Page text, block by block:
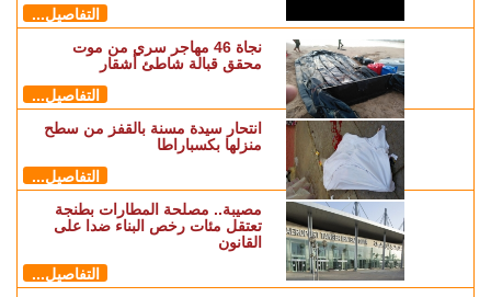
التفاصيل...
نجاة 46 مهاجر سري من موت
محقق قبالة شاطئ أشقار
التفاصيل...
انتحار سيدة مسنة بالقفز من سطح
منزلها بكسباراطا
التفاصيل...
مصيبة.. مصلحة المطارات بطنجة
تعتقل مئات رخص البناء ضدا على
القانون
التفاصيل...